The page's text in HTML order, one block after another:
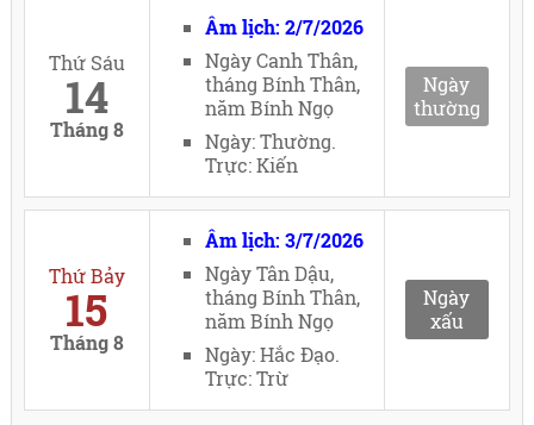
Thứ Sáu
14
Tháng 8
Âm lịch: 2/7/2026
Ngày Canh Thân,
tháng Bính Thân,
năm Bính Ngọ
Ngày: Thường.
Trực: Kiến
Ngày
thường
Thứ Bảy
15
Tháng 8
Âm lịch: 3/7/2026
Ngày Tân Dậu,
tháng Bính Thân,
năm Bính Ngọ
Ngày: Hắc Đạo.
Trực: Trừ
Ngày
xấu